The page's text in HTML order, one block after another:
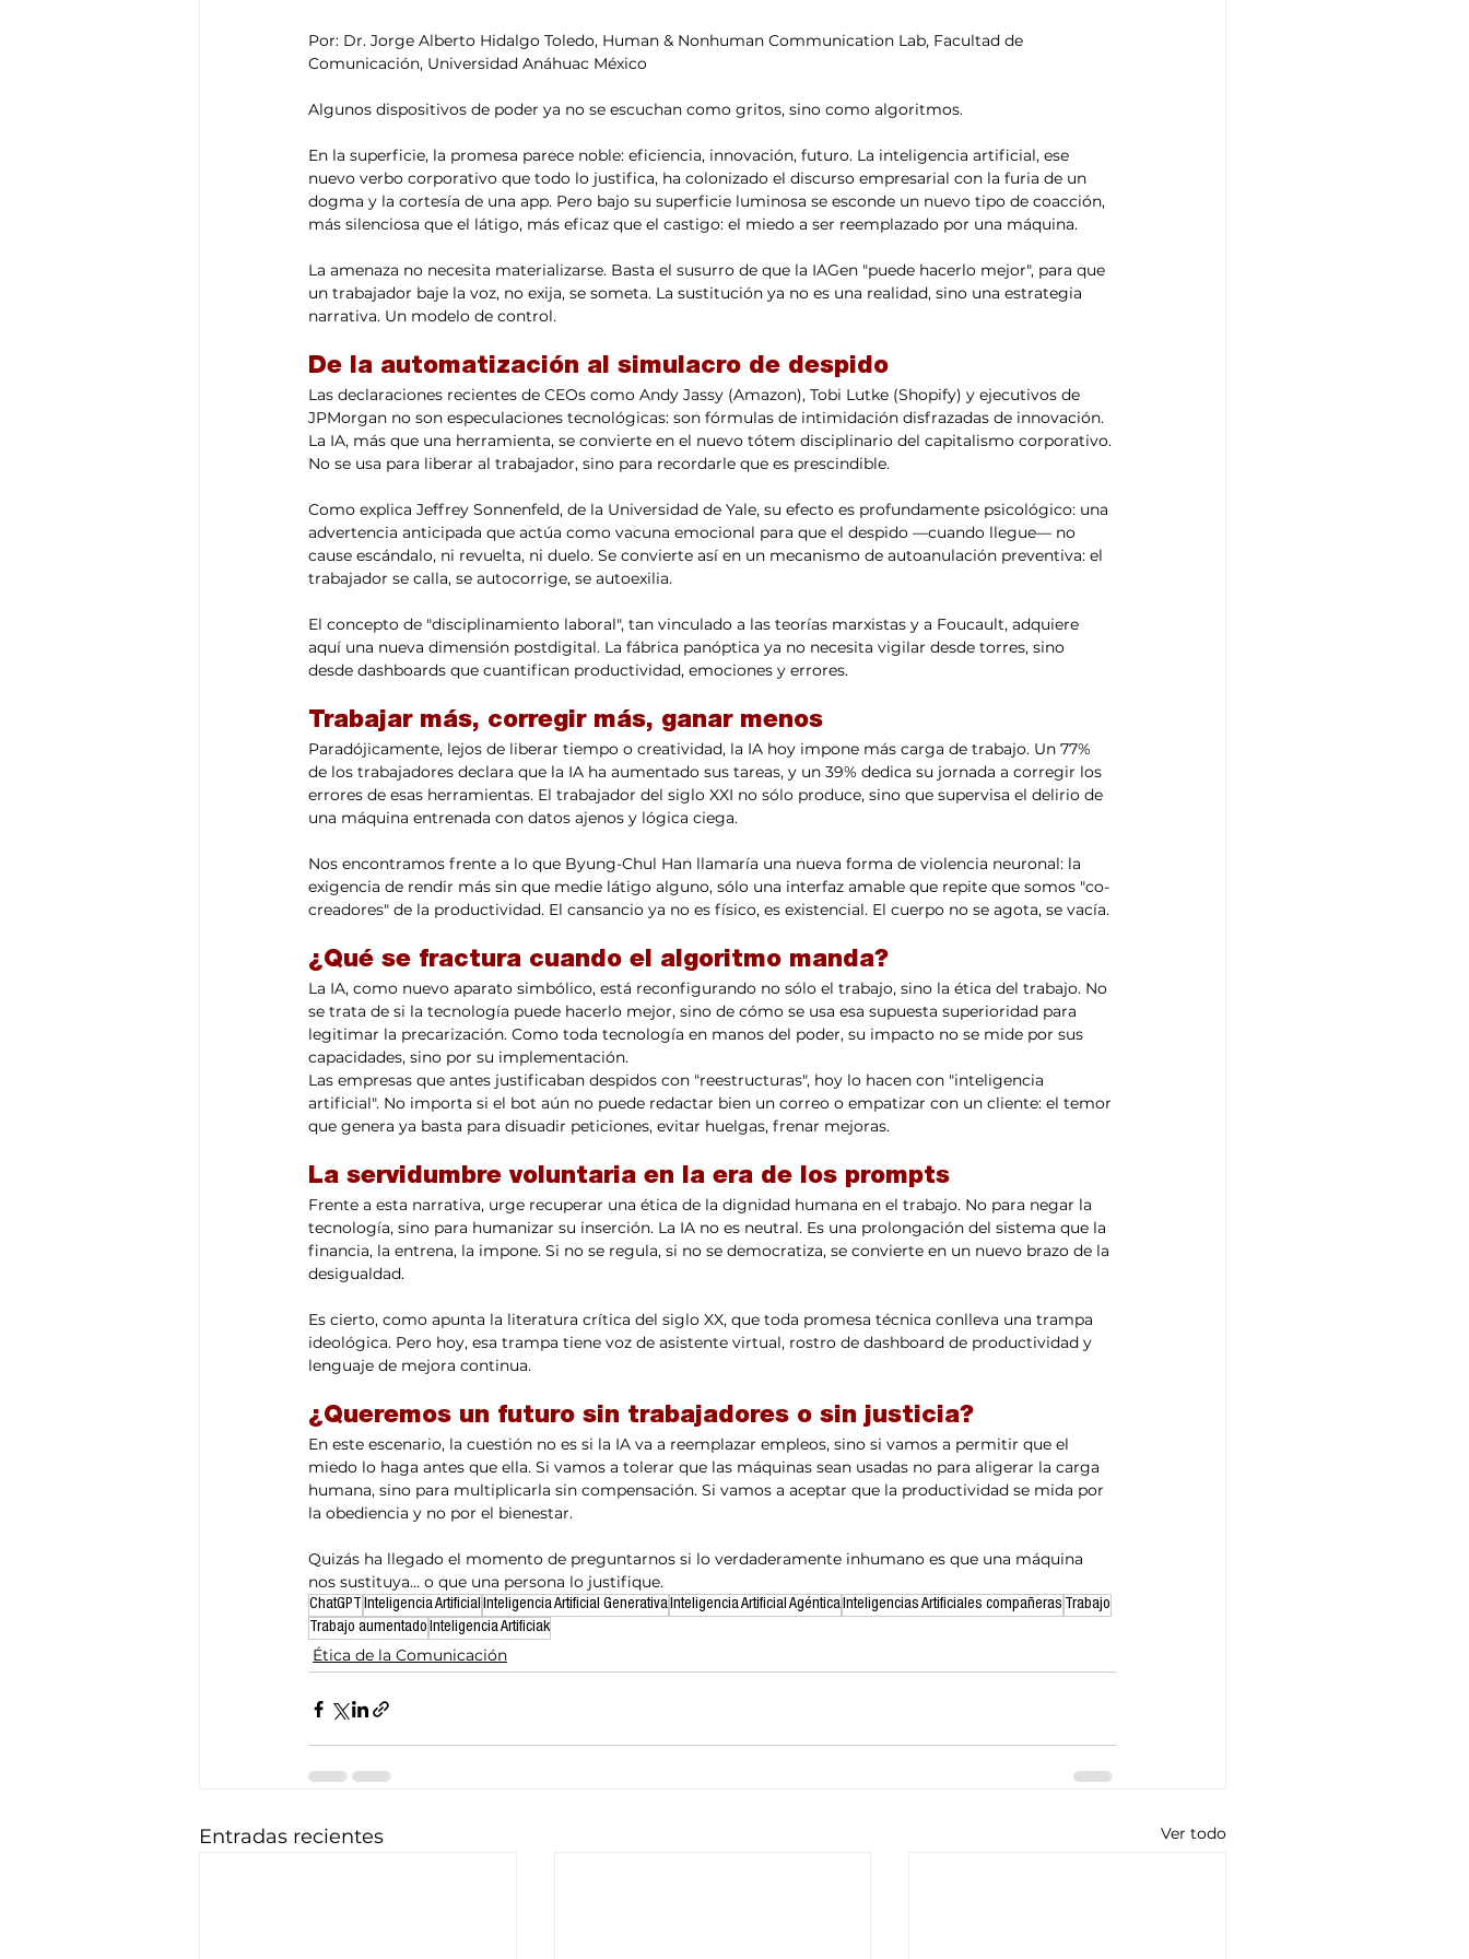
Por: Dr. Jorge Alberto Hidalgo Toledo, Human & Nonhuman Communication Lab, Facultad de
Comunicación, Universidad Anáhuac México
Algunos dispositivos de poder ya no se escuchan como gritos, sino como algoritmos.
En la superficie, la promesa parece noble: eficiencia, innovación, futuro. La inteligencia artificial, ese
nuevo verbo corporativo que todo lo justifica, ha colonizado el discurso empresarial con la furia de un
dogma y la cortesía de una app. Pero bajo su superficie luminosa se esconde un nuevo tipo de coacción,
más silenciosa que el látigo, más eficaz que el castigo: el miedo a ser reemplazado por una máquina.
La amenaza no necesita materializarse. Basta el susurro de que la IAGen "puede hacerlo mejor", para que
un trabajador baje la voz, no exija, se someta. La sustitución ya no es una realidad, sino una estrategia
narrativa. Un modelo de control.
De la automatización al simulacro de despido
Las declaraciones recientes de CEOs como Andy Jassy (Amazon), Tobi Lutke (Shopify) y ejecutivos de
JPMorgan no son especulaciones tecnológicas: son fórmulas de intimidación disfrazadas de innovación.
La IA, más que una herramienta, se convierte en el nuevo tótem disciplinario del capitalismo corporativo.
No se usa para liberar al trabajador, sino para recordarle que es prescindible.
Como explica Jeffrey Sonnenfeld, de la Universidad de Yale, su efecto es profundamente psicológico: una
advertencia anticipada que actúa como vacuna emocional para que el despido —cuando llegue— no
cause escándalo, ni revuelta, ni duelo. Se convierte así en un mecanismo de autoanulación preventiva: el
trabajador se calla, se autocorrige, se autoexilia.
El concepto de "disciplinamiento laboral", tan vinculado a las teorías marxistas y a Foucault, adquiere
aquí una nueva dimensión postdigital. La fábrica panóptica ya no necesita vigilar desde torres, sino
desde dashboards que cuantifican productividad, emociones y errores.
Trabajar más, corregir más, ganar menos
Paradójicamente, lejos de liberar tiempo o creatividad, la IA hoy impone más carga de trabajo. Un 77%
de los trabajadores declara que la IA ha aumentado sus tareas, y un 39% dedica su jornada a corregir los
errores de esas herramientas. El trabajador del siglo XXI no sólo produce, sino que supervisa el delirio de
una máquina entrenada con datos ajenos y lógica ciega.
Nos encontramos frente a lo que Byung-Chul Han llamaría una nueva forma de violencia neuronal: la
exigencia de rendir más sin que medie látigo alguno, sólo una interfaz amable que repite que somos "co-
creadores" de la productividad. El cansancio ya no es físico, es existencial. El cuerpo no se agota, se vacía.
¿Qué se fractura cuando el algoritmo manda?
La IA, como nuevo aparato simbólico, está reconfigurando no sólo el trabajo, sino la ética del trabajo. No
se trata de si la tecnología puede hacerlo mejor, sino de cómo se usa esa supuesta superioridad para
legitimar la precarización. Como toda tecnología en manos del poder, su impacto no se mide por sus
capacidades, sino por su implementación.
Las empresas que antes justificaban despidos con "reestructuras", hoy lo hacen con "inteligencia
artificial". No importa si el bot aún no puede redactar bien un correo o empatizar con un cliente: el temor
que genera ya basta para disuadir peticiones, evitar huelgas, frenar mejoras.
La servidumbre voluntaria en la era de los prompts
Frente a esta narrativa, urge recuperar una ética de la dignidad humana en el trabajo. No para negar la
tecnología, sino para humanizar su inserción. La IA no es neutral. Es una prolongación del sistema que la
financia, la entrena, la impone. Si no se regula, si no se democratiza, se convierte en un nuevo brazo de la
desigualdad.
Es cierto, como apunta la literatura crítica del siglo XX, que toda promesa técnica conlleva una trampa
ideológica. Pero hoy, esa trampa tiene voz de asistente virtual, rostro de dashboard de productividad y
lenguaje de mejora continua.
¿Queremos un futuro sin trabajadores o sin justicia?
En este escenario, la cuestión no es si la IA va a reemplazar empleos, sino si vamos a permitir que el
miedo lo haga antes que ella. Si vamos a tolerar que las máquinas sean usadas no para aligerar la carga
humana, sino para multiplicarla sin compensación. Si vamos a aceptar que la productividad se mida por
la obediencia y no por el bienestar.
Quizás ha llegado el momento de preguntarnos si lo verdaderamente inhumano es que una máquina
nos sustituya… o que una persona lo justifique.
ChatGPT Inteligencia Artificial Inteligencia Artificial GenerativaInteligencia Artificial AgénticaInteligencias Artificiales compañeras Trabajo
Trabajo aumentado Inteligencia Artificiak
Ética de la Comunicación
Entradas recientes Ver todo